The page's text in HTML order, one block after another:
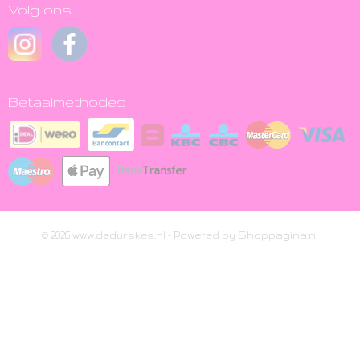
Volg ons
Betaalmethodes
© 2026 www.dedurskes.nl - Powered by Shoppagina.nl